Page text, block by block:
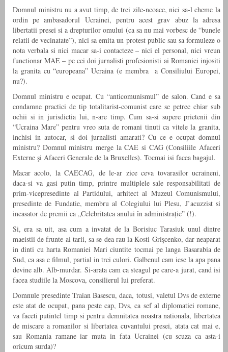
Domnul ministru nu a avut timp, de trei zile-ncoace, nici sa-l cheme la
ordin pe ambasadorul Ucrainei, pentru acest grav abuz la adresa
libertatii presei si a drepturilor omului (ca sa nu mai vorbesc de “bunele
relatii de vecinatate”), nici sa emita un protest public sau sa formuleze o
nota verbala si nici macar sa-i contacteze – nici el personal, nici vreun
functionar MAE – pe cei doi jurnalisti profesionisti ai Romaniei injositi
la granita cu “europeana” Ucraina (e membra a Consiliului Europei,
nu?).
Domnul ministru e ocupat. Cu “anticomunismul” de salon. Cand e sa
condamne practici de tip totalitarist-comunist care se petrec chiar sub
ochii si in jurisdictia lui, n-are timp. Cum sa-si supere prietenii din
“Ucraina Mare” pentru vreo suta de romani tinuti ca vitele la granita,
inchisi in autocar, si doi jurnalisti amarati? Cu ce e ocupat domnul
ministru? Domnul ministru merge la CAE si CAG (Consiliile Afaceri
Externe şi Afaceri Generale de la Bruxelles). Tocmai isi facea bagajul.
Macar acolo, la CAECAG, de le-ar zice ceva tovarasilor ucraineni,
daca-si va gasi putin timp, printre multiplele sale responsabilitati de
prim-vicepresedinte al Partidului, arhitect al Muzeul Comunismului,
presedinte de Fundatie, membru al Colegiului lui Plesu, J’acuzzist si
incasator de premii ca „Celebritatea anului în administrație” (!).
Si, era sa uit, asa cum a invatat de la Borisiuc Tarasiuk unul dintre
maeistii de frunte ai tarii, sa se dea rau la Kosti Grişcenko, dar neaparat
in dinti cu harta Romaniei Mari ciuntite tocmai pe langa Basarabia de
Sud, ca asa e filmul, partial in trei culori. Galbenul cam iese la apa pana
devine alb. Alb-murdar. Si-arata cam ca steagul pe care-a jurat, cand isi
facea studiile la Moscova, consilierul lui preferat.
Domnule presedinte Traian Basescu, daca, totusi, valetul Dvs de externe
este atat de ocupat, pana peste cap, Dvs, ca sef al diplomatiei romane,
va faceti putintel timp si pentru demnitatea noastra nationala, libertatea
de miscare a romanilor si libertatea cuvantului presei, atata cat mai e,
sau Romania ramane iar muta in fata Ucrainei (cu scuza ca asta-i
oricum surda)?